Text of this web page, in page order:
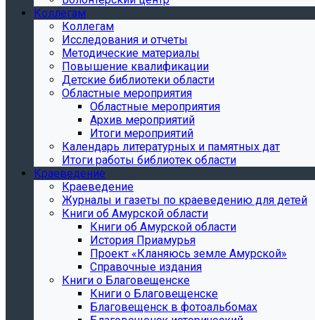
Коллегам
Коллегам
Исследования и отчеты
Методические материалы
Повышение квалификации
Детские библиотеки области
Областные мероприятия
Областные мероприятия
Архив мероприятий
Итоги мероприятий
Календарь литературных и памятных дат
Итоги работы библиотек области
Краеведение
Краеведение
Журналы и газеты по краеведению для детей
Книги об Амурской области
Книги об Амурской области
История Приамурья
Проект «Кланяюсь земле Амурской»
Справочные издания
Книги о Благовещенске
Книги о Благовещенске
Благовещенск в фотоальбомах